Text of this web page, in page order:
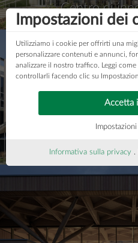
Centro di
Impostazioni dei
Utilizziamo i cookie per offrirti una
personalizzare contenuti e annunci,
analizzare il nostro traffico. Leggi
controllarli facendo clic su
Accetta
Informativa sulla privacy